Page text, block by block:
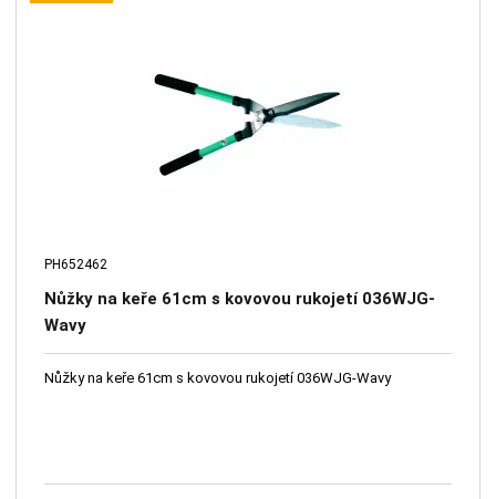
PH652462
Nůžky na keře 61cm s kovovou rukojetí 036WJG-
Wavy
Nůžky na keře 61cm s kovovou rukojetí 036WJG-Wavy